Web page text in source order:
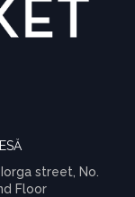
street, No.
Floor